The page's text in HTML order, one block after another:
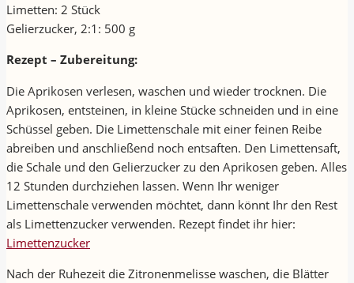
Limetten: 2 Stück
Gelierzucker, 2:1: 500 g
Rezept – Zubereitung:
Die Aprikosen verlesen, waschen und wieder trocknen. Die
Aprikosen, entsteinen, in kleine Stücke schneiden und in eine
Schüssel geben. Die Limettenschale mit einer feinen Reibe
abreiben und anschließend noch entsaften. Den Limettensaft,
die Schale und den Gelierzucker zu den Aprikosen geben. Alles
12 Stunden durchziehen lassen. Wenn Ihr weniger
Limettenschale verwenden möchtet, dann könnt Ihr den Rest
als Limettenzucker verwenden. Rezept findet ihr hier:
Limettenzucker
Nach der Ruhezeit die Zitronenmelisse waschen, die Blätter